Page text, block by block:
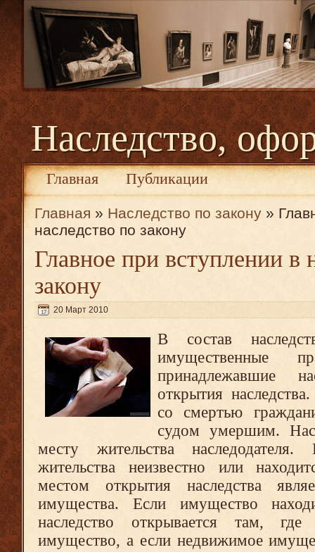
Наследство,
Главная Публикации
Главная » Наследство по закону »
наследство по закону
Главное при вступлении в
закону
20 Март 2010
В состав
имущественные
принадлежавшие
открытия
со смертью
судом умершим.
месту жительства
жительства неизвестно или
местом открытия наследства
имущества. Если имущество
наследство открывается там, где
имущество, а если недвижимое